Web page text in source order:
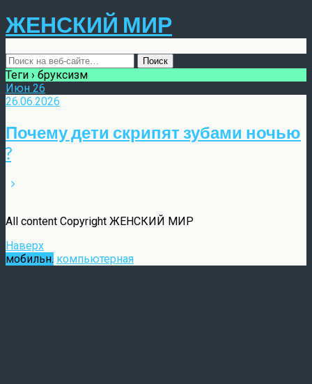
ЖЕНСКИЙ МИР
Теги › бруксизм
Июн 26
26.06.2026
Почему дети скрипят зубами ночью
?
All content Copyright ЖЕНСКИЙ МИР
Наверх
мобильн. компьютерная